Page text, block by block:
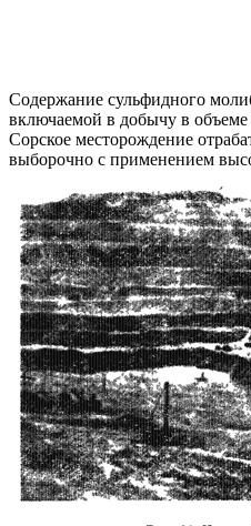
Содержание сульфидного
включаемой в добычу в
Сорское месторождение
выборочно с применением